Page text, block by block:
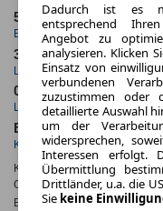
5.2026
Erstzulassung
36 Monate
Laufzeit
0.6
Leasingfaktor
Benzin
Kraftstoff
Kraftstoffverbr.¹: ca. 5,8 l/
CO
-Emissionen*: ca. 131 g/
Effizienzklasse: D
Dadurch ist es
entsprechend
Angebot zu
analysieren. Klicken
Einsatz von
verbundenen
zuzustimmen
detaillierte Auswahl
um der
widersprechen,
Interessen erfolgt.
Übermittlung
Drittländer, u.a. die
Sie keine